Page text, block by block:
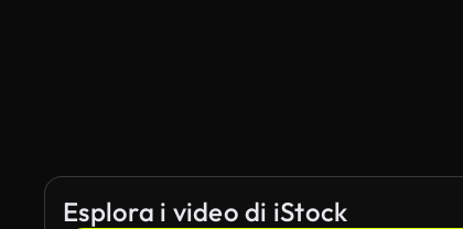
Esplora i video di iStock